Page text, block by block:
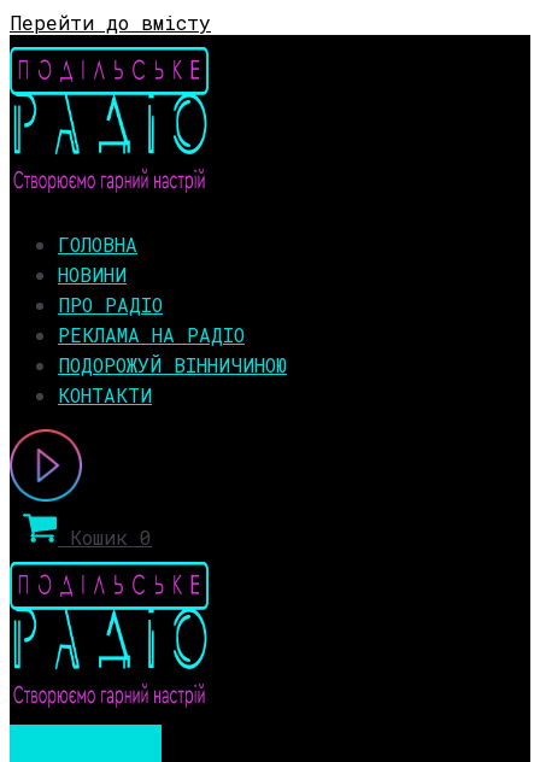
Перейти до вмісту
ГОЛОВНА
НОВИНИ
ПРО РАДІО
РЕКЛАМА НА РАДІО
ПОДОРОЖУЙ ВІННИЧИНОЮ
КОНТАКТИ
Кошик 0